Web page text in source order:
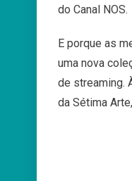
do Canal NOS.
E porque as
uma nova
de streaming.
da Sétima